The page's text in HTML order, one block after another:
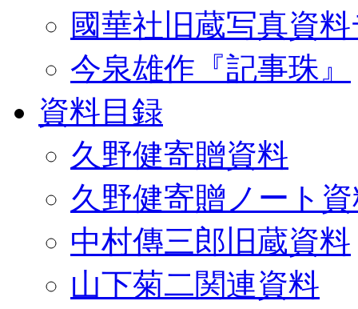
國華社旧蔵写真資
今泉雄作『記事珠』
資料目録
久野健寄贈資料
久野健寄贈ノート
中村傳三郎旧蔵資料
山下菊二関連資料